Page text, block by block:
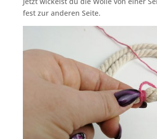
fest zur anderen Seite.